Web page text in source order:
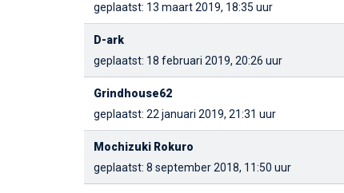
geplaatst: 13 maart 2019, 18:35 uur
D-ark
geplaatst: 18 februari 2019, 20:26 uur
Grindhouse62
geplaatst: 22 januari 2019, 21:31 uur
Mochizuki Rokuro
geplaatst: 8 september 2018, 11:50 uur